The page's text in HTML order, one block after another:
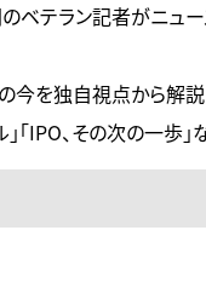
テラン記者がニュ
今を独自視点から解説
「IPO、その次の一